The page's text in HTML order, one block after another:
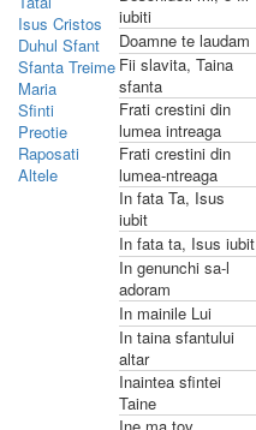
Isus Cristos
Duhul Sfant
Sfanta Treime
Maria
Sfinti
Preotie
Raposati
Altele
iubiti
Doamne te laudam
Fii slavita, Taina
sfanta
Frati crestini din
lumea intreaga
Frati crestini din
lumea-ntreaga
In fata Ta, Isus
iubit
In fata ta, Isus iubit
In genunchi sa-l
adoram
In mainile Lui
In taina sfantului
altar
Inaintea sfintei
Taine